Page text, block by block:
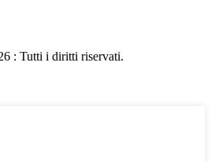
: Tutti i diritti riservati.